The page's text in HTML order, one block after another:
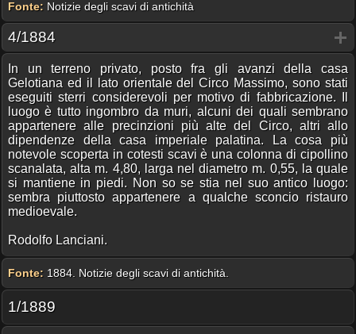
Fonte: Notizie degli scavi di antichità
4/1884
In un terreno privato, posto fra gli avanzi della casa
Gelotiana ed il lato orientale del Circo Massimo, sono stati
eseguiti sterri considerevoli per motivo di fabbricazione. Il
luogo è tutto ingombro da muri, alcuni dei quali sembrano
appartenere alle precinzioni più alte del Circo, altri allo
dipendenze della casa imperiale palatina. La cosa più
notevole scoperta in cotesti scavi è una colonna di cipollino
scanalata, alta m. 4,80, larga nel diametro m. 0,55, la quale
si mantiene in piedi. Non so se stia nel suo antico luogo:
sembra piuttosto appartenere a qualche sconcio ristauro
medioevale.
Rodolfo Lanciani.
Fonte: 1884. Notizie degli scavi di antichità.
1/1889